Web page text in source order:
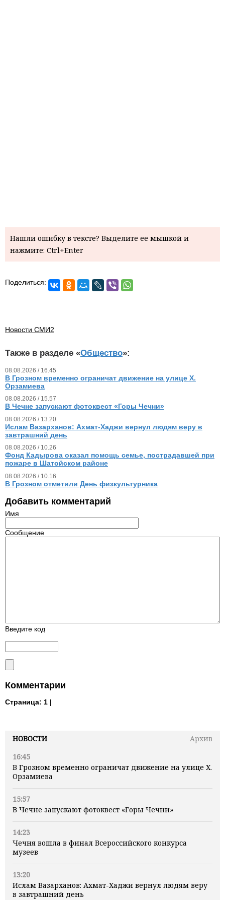
НОВОСТИ
Архив
16:45
В Грозном временно ограничат движение на улице Х.
Орзамиева
15:57
В Чечне запускают фотоквест «Горы Чечни»
14:23
Чечня вошла в финал Всероссийского конкурса
музеев
13:20
Ислам Вазарханов: Ахмат-Хаджи вернул людям веру
в завтрашний день
Нашли ошибку в тексте? Выделите ее мышкой и
нажмите: Ctrl+Enter
Поделиться:
Новости СМИ2
Также в разделе «Общество»:
08.08.2026 / 16.45
В Грозном временно ограничат движение на улице Х.
Орзамиева
08.08.2026 / 15.57
В Чечне запускают фотоквест «Горы Чечни»
08.08.2026 / 13.20
Ислам Вазарханов: Ахмат-Хаджи вернул людям веру в
завтрашний день
08.08.2026 / 10.26
Фонд Кадырова оказал помощь семье, пострадавшей при
пожаре в Шатойском районе
08.08.2026 / 10.16
В Грозном отметили День физкультурника
Добавить комментарий
Имя
Сообщение
Введите код
Комментарии
Страница: 1 |